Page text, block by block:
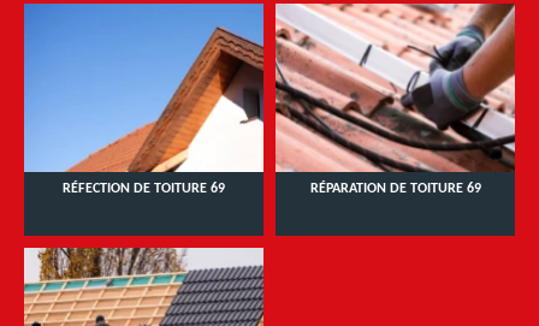
RÉFECTION DE TOITURE 69 RÉPARATION DE TOITURE 69